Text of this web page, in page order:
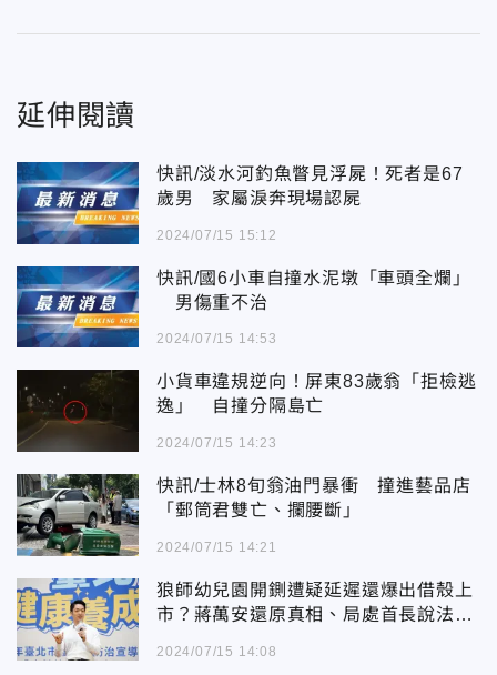
延伸閱讀
快訊/淡水河釣魚瞥見浮屍！死者是67
歲男 家屬淚奔現場認屍
2024/07/15 15:12
快訊/國6小車自撞水泥墩「車頭全爛」
男傷重不治
2024/07/15 14:53
小貨車違規逆向！屏東83歲翁「拒檢逃
逸」 自撞分隔島亡
2024/07/15 14:23
快訊/士林8旬翁油門暴衝 撞進藝品店
「郵筒君雙亡、攔腰斷」
2024/07/15 14:21
狼師幼兒園開鍘遭疑延遲還爆出借殼上
市？蔣萬安還原真相、局處首長說法一
2024/07/15 14:08